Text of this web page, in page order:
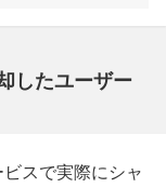
したユーザー
スで実際にシャ